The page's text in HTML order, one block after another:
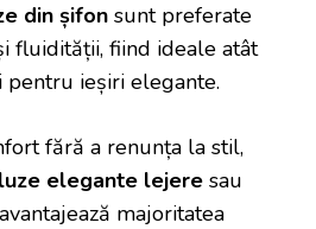
din șifon sunt preferate
fluidității, fiind ideale atât
pentru ieșiri elegante.
fără a renunța la stil,
elegante lejere sau
majoritatea